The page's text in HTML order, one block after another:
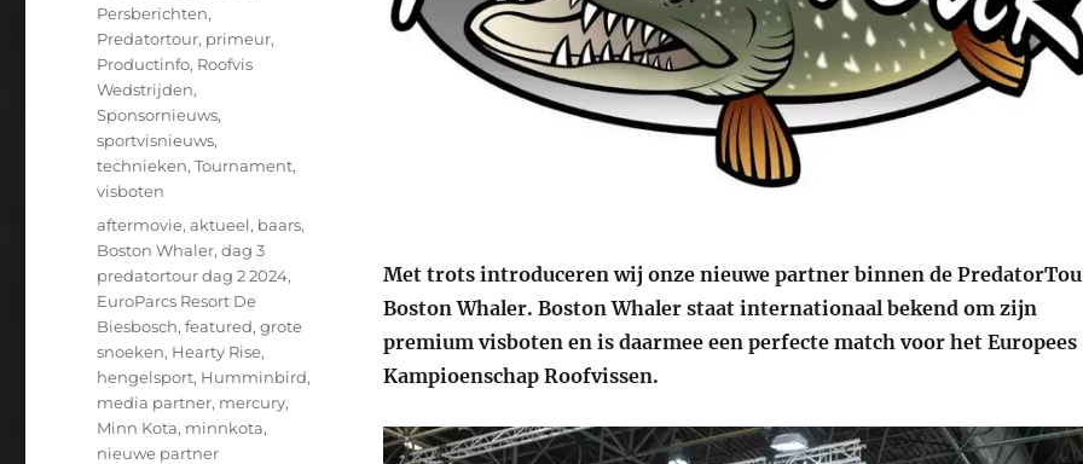
Met trots introduceren wij onze nieuwe partner binnen de
Boston Whaler. Boston Whaler staat internationaal bekend om zijn
premium visboten en is daarmee een perfecte match voor het Europees
Kampioenschap Roofvissen.
Persberichten,
Predatortour, primeur,
Productinfo, Roofvis
Wedstrijden,
Sponsornieuws,
sportvisnieuws,
technieken,Tournament,
visboten
Tags
aftermovie,aktueel, baars,
Boston Whaler,dag 3
predatortour dag 2 2024,
EuroParcs Resort De
Biesbosch,featured,grote
snoeken, Hearty Rise,
hengelsport, Humminbird,
media partner, mercury,
Minn Kota, minnkota,
nieuwe partner